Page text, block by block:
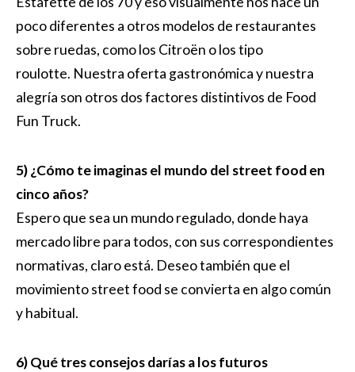
poco diferentes a otros modelos de restaurantes
sobre ruedas, como los Citroën o los tipo
roulotte. Nuestra oferta gastronómica y nuestra
alegría son otros dos factores distintivos de Food
Fun Truck.
5) ¿Cómo te imaginas el mundo del street food en
cinco años?
Espero que sea un mundo regulado, donde haya
mercado libre para todos, con sus correspondientes
normativas, claro está. Deseo también que el
movimiento street food se convierta en algo común
y habitual.
6) Qué tres consejos darías a los futuros